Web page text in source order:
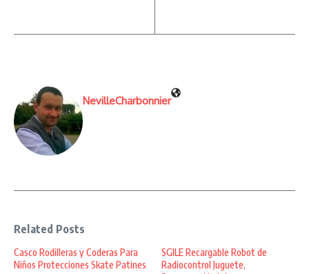
NevilleCharbonnier
Related Posts
Casco Rodilleras y Coderas Para
Niños Protecciones Skate Patines
SGILE Recargable Robot de
Radiocontrol Juguete,